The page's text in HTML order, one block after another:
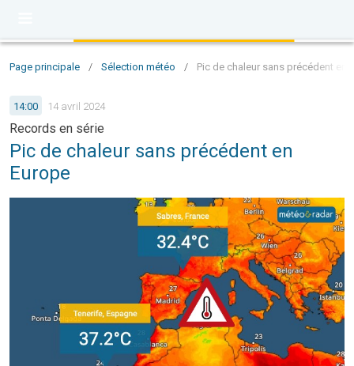
Page principale / Sélection météo / Pic de chaleur sans précédent en
14:00 14 avril 2024
Records en série
Pic de chaleur sans précédent en
Europe